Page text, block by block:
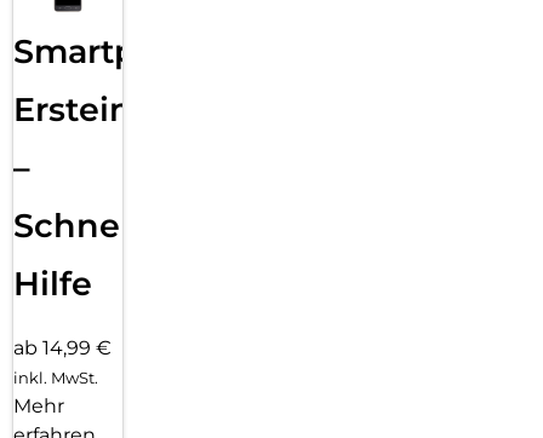
Smartphone
Ersteinrichtung
–
Schnelle
Hilfe
ab 14,99 €
inkl. MwSt.
Mehr